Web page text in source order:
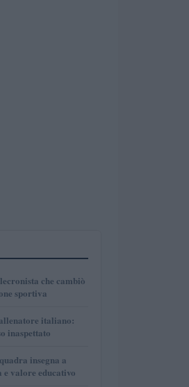
che cambiò
sportiva
italiano:
inaspettato
insegna a
valore educativo